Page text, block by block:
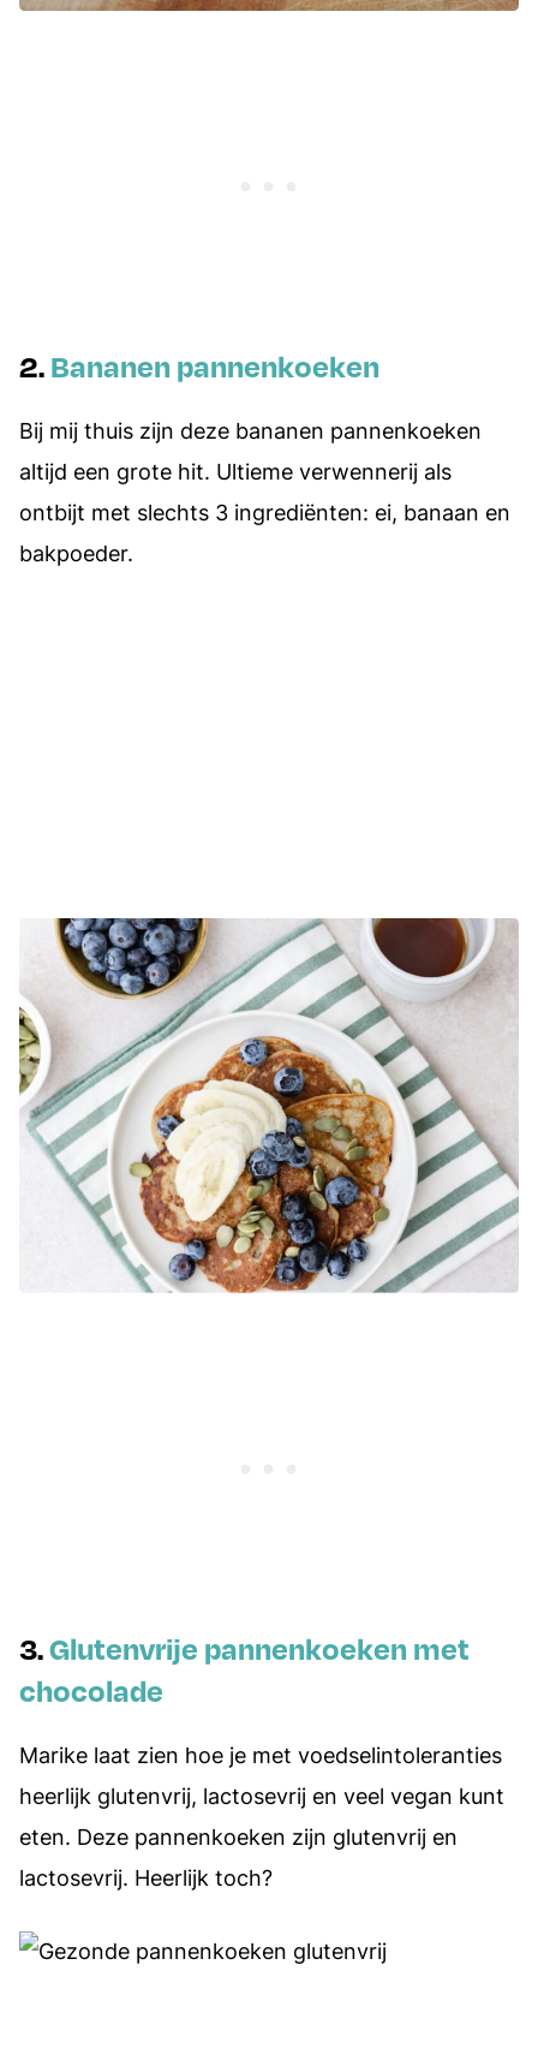
2.Bananen pannenkoeken
Bij mij thuis zijn deze bananen pannenkoeken
altijd een grote hit. Ultieme verwennerij als
ontbijt met slechts 3 ingrediënten: ei, banaan en
bakpoeder.
3.Glutenvrije pannenkoeken met
chocolade
Marike laat zien hoe je met voedselintoleranties
heerlijk glutenvrij, lactosevrij en veel vegan kunt
eten. Deze pannenkoeken zijn glutenvrij en
lactosevrij. Heerlijk toch?